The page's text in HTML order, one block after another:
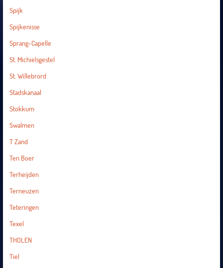
Spijk
Spijkenisse
Sprang-Capelle
St. Michielsgestel
St. Willebrord
Stadskanaal
Stokkum
Swalmen
T Zand
Ten Boer
Terheijden
Terneuzen
Teteringen
Texel
THOLEN
Tiel